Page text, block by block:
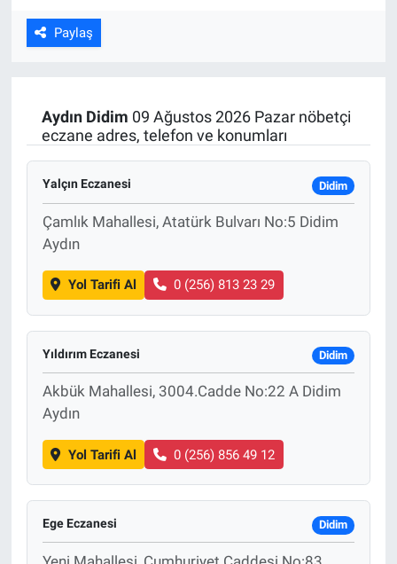
Paylaş
Aydın Didim 09 Ağustos 2026 Pazar nöbetçi
eczane adres, telefon ve konumları
Yalçın Eczanesi Didim
Çamlık Mahallesi, Atatürk Bulvarı No:5 Didim
Aydın
Yol Tarifi Al 0 (256) 813 23 29
Yıldırım Eczanesi Didim
Akbük Mahallesi, 3004.Cadde No:22 A Didim
Aydın
Yol Tarifi Al 0 (256) 856 49 12
Ege Eczanesi Didim